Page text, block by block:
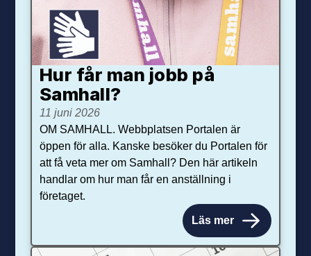
Hur får man jobb på
Samhall?
11 juni 2026
OM SAMHALL. Webbplatsen Portalen är
öppen för alla. Kanske besöker du Portalen för
att få veta mer om Samhall? Den här artikeln
handlar om hur man får en anställning i
företaget.
Läs mer